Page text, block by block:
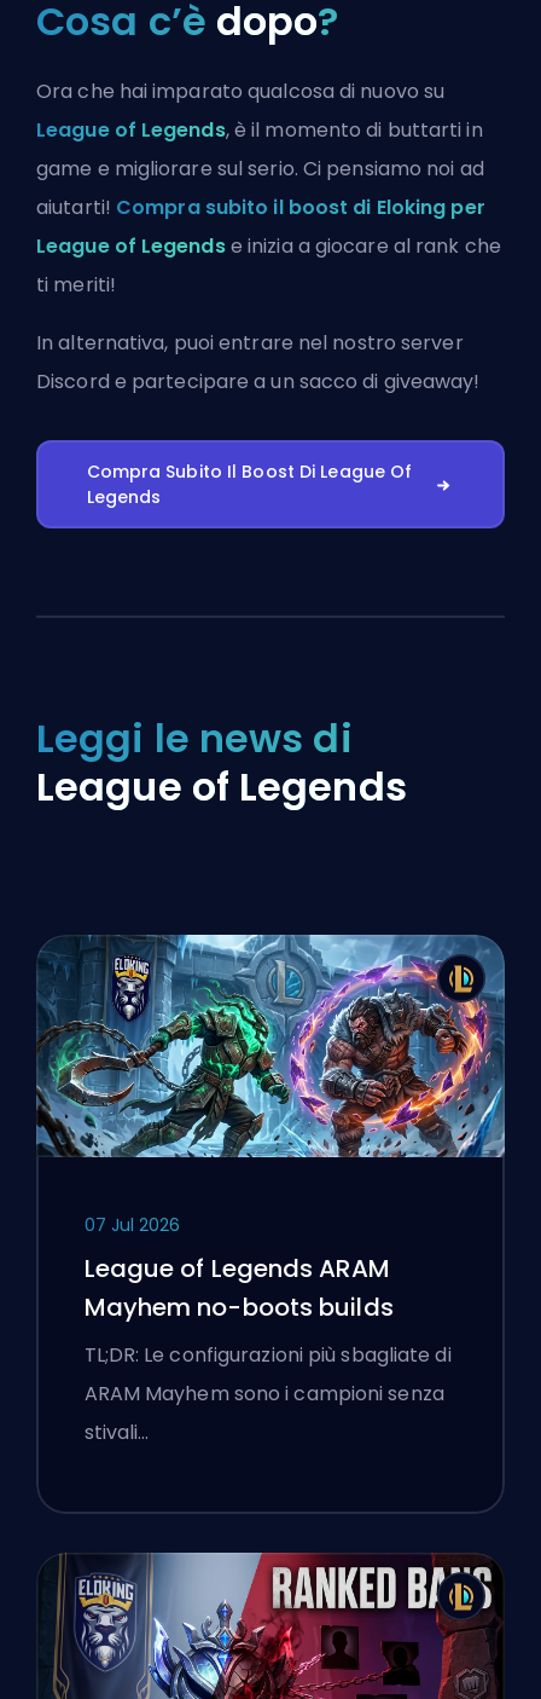
Cosa c’è dopo?
Ora che hai imparato qualcosa di nuovo su
League of Legends, è il momento di buttarti in
game e migliorare sul serio. Ci pensiamo noi ad
aiutarti! Compra subito il boost di Eloking per
League of Legendse inizia a giocare al rank che
ti meriti!
In alternativa, puoientrare nel nostro server
Discord e partecipare a un sacco di giveaway!
Compra Subito Il Boost Di League Of
Legends
Leggi le news di
League of Legends
07 Jul 2026
League of Legends ARAM
Mayhem no-boots builds
TL;DR: Le configurazioni più sbagliate di
ARAM Mayhem sono i campioni senza
stivali…